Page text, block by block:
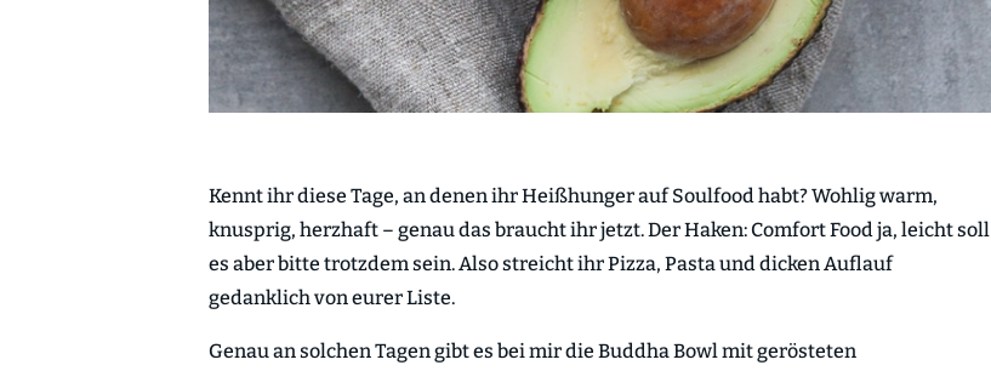
Kennt ihr diese Tage, an denen ihr Heißhunger auf Soulfood habt? Wohlig warm,
knusprig, herzhaft – genau das braucht ihr jetzt. Der Haken: Comfort Food ja, leicht soll
es aber bitte trotzdem sein. Also streicht ihr Pizza, Pasta und dicken Auflauf
gedanklich von eurer Liste.
Genau an solchen Tagen gibt es bei mir die Buddha Bowl mit gerösteten